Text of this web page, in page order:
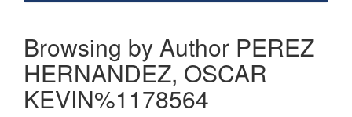
Browsing by Author PEREZ
HERNANDEZ, OSCAR
KEVIN%1178564